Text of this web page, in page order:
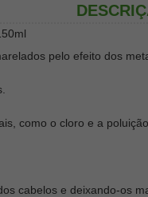
pelo efeito dos
como o cloro e a
cabelos e deixando-os